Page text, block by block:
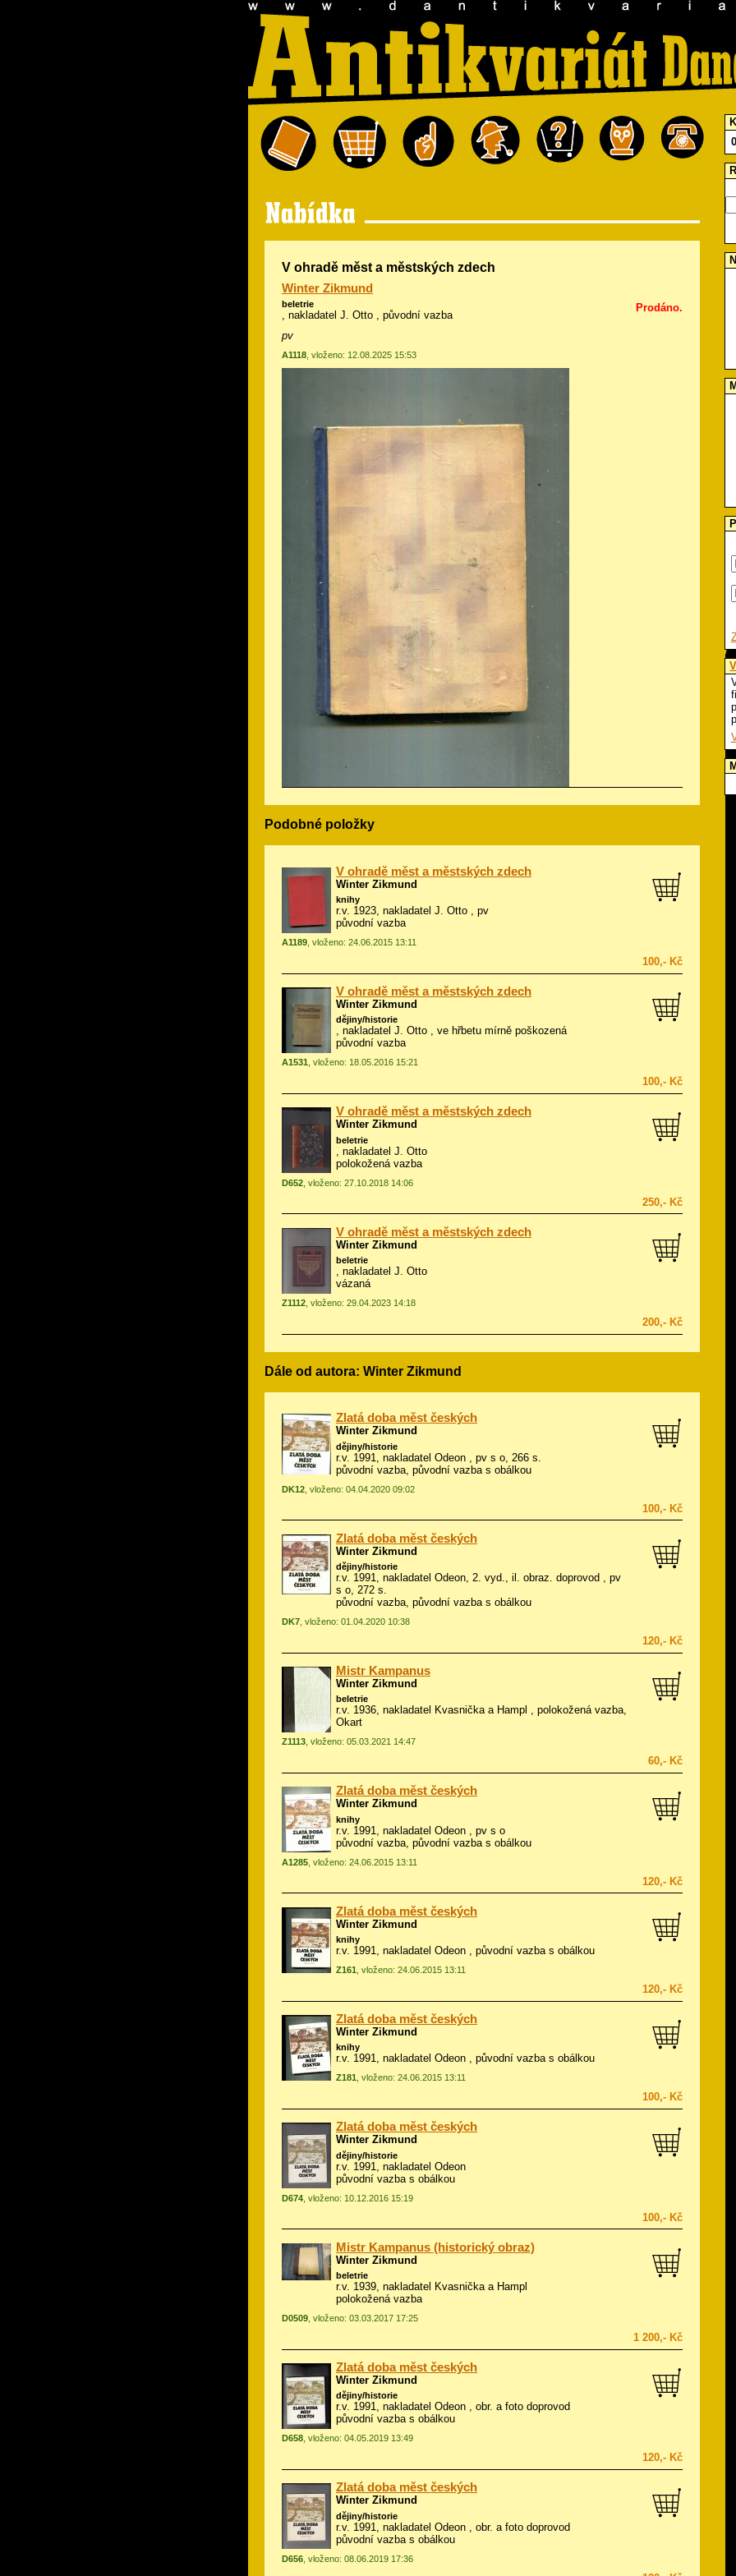
Prodáno.
V ohradě měst a městských zdech
Winter Zikmund
beletrie
, nakladatel J. Otto , původní vazba
pv
A1118 , vloženo: 12.08.2025 15:53
Podobné položky
V ohradě měst a městských zdech
Winter Zikmund
knihy
r.v. 1923, nakladatel J. Otto , pv
původní vazba
A1189 , vloženo: 24.06.2015 13:11
100,- Kč
V ohradě měst a městských zdech
Winter Zikmund
dějiny/historie
, nakladatel J. Otto , ve hřbetu mírně poškozená
původní vazba
A1531 , vloženo: 18.05.2016 15:21
100,- Kč
V ohradě měst a městských zdech
Winter Zikmund
beletrie
, nakladatel J. Otto
polokožená vazba
D652 , vloženo: 27.10.2018 14:06
250,- Kč
V ohradě měst a městských zdech
Winter Zikmund
beletrie
, nakladatel J. Otto
vázaná
Z1112 , vloženo: 29.04.2023 14:18
200,- Kč
Dále od autora: Winter Zikmund
Zlatá doba měst českých
Winter Zikmund
dějiny/historie
r.v. 1991, nakladatel Odeon , pv s o, 266 s.
původní vazba, původní vazba s obálkou
DK12 , vloženo: 04.04.2020 09:02
100,- Kč
Zlatá doba měst českých
Winter Zikmund
dějiny/historie
r.v. 1991, nakladatel Odeon, 2. vyd., il. obraz. doprovod , pv
s o, 272 s.
původní vazba, původní vazba s obálkou
DK7 , vloženo: 01.04.2020 10:38
120,- Kč
Mistr Kampanus
Winter Zikmund
beletrie
r.v. 1936, nakladatel Kvasnička a Hampl , polokožená vazba,
Okart
Z1113, vloženo: 05.03.2021 14:47
60,- Kč
Zlatá doba měst českých
Winter Zikmund
knihy
r.v. 1991, nakladatel Odeon , pv s o
původní vazba, původní vazba s obálkou
A1285 , vloženo: 24.06.2015 13:11
120,- Kč
Zlatá doba měst českých
Winter Zikmund
knihy
r.v. 1991, nakladatel Odeon , původní vazba s obálkou
Z161 , vloženo: 24.06.2015 13:11
120,- Kč
Zlatá doba měst českých
Winter Zikmund
knihy
r.v. 1991, nakladatel Odeon , původní vazba s obálkou
Z181 , vloženo: 24.06.2015 13:11
100,- Kč
Zlatá doba měst českých
Winter Zikmund
dějiny/historie
r.v. 1991, nakladatel Odeon
původní vazba s obálkou
D674 , vloženo: 10.12.2016 15:19
100,- Kč
Mistr Kampanus (historický obraz)
Winter Zikmund
beletrie
r.v. 1939, nakladatel Kvasnička a Hampl
polokožená vazba
D0509 , vloženo: 03.03.2017 17:25
1 200,- Kč
Zlatá doba měst českých
Winter Zikmund
dějiny/historie
r.v. 1991, nakladatel Odeon , obr. a foto doprovod
původní vazba s obálkou
D658 , vloženo: 04.05.2019 13:49
120,- Kč
Zlatá doba měst českých
Winter Zikmund
dějiny/historie
r.v. 1991, nakladatel Odeon , obr. a foto doprovod
původní vazba s obálkou
D656 , vloženo: 08.06.2019 17:36
0